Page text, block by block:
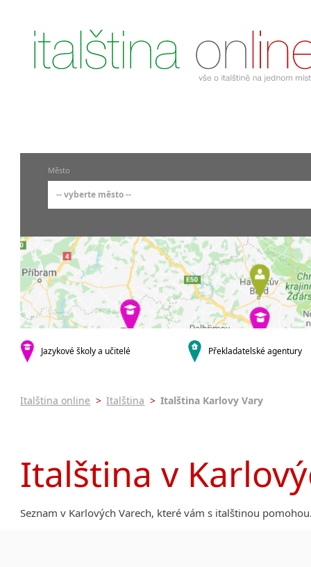
Město
-- vyberte město --
pražské městské části
Praha
Praha 1
Praha 2
Praha 3
Praha 4
Praha 5
Praha 9
Brno
Ostrava
Hradec Králové
Jazykové školy a učitelé Překladatelské agentury
Italština online > Italština > Italština Karlovy Vary
Italština v
Seznam v Karlových Varech, které vám s italštinou